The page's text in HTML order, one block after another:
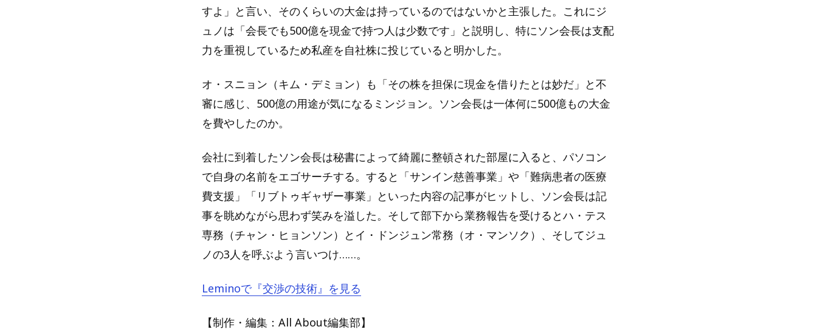
すよ」と言い、そのくらいの大金は持っているのではないかと主張した。これにジ
ュノは「会長でも500億を現金で持つ人は少数です」と説明し、特にソン会長は支配
力を重視しているため私産を自社株に投じていると明かした。
オ・スニョン（キム・デミョン）も「その株を担保に現金を借りたとは妙だ」と不
審に感じ、500億の用途が気になるミンジョン。ソン会長は一体何に500億もの大金
を費やしたのか。
会社に到着したソン会長は秘書によって綺麗に整頓された部屋に入ると、パソコン
で自身の名前をエゴサーチする。すると「サンイン慈善事業」や「難病患者の医療
費支援」「リブトゥギャザー事業」といった内容の記事がヒットし、ソン会長は記
事を眺めながら思わず笑みを溢した。そして部下から業務報告を受けるとハ・テス
専務（チャン・ヒョンソン）とイ・ドンジュン常務（オ・マンソク）、そしてジュ
ノの3人を呼ぶよう言いつけ……。
Leminoで『交渉の技術』を見る
【制作・編集：All About編集部】